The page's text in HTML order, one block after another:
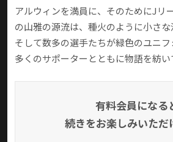
アルウィンを満員に、そのためにJリ
の山雅の源流は、種火のように小さな
そして数多の選手たちが緑色のユニフ
多くのサポーターとともに物語を紡い
有料会員になる
続きをお楽しみいただ